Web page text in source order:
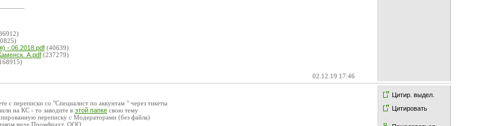
-.06.2018.pdf (40639)
А.pdf (237279)
02.12.19 17:46
Цитир. выдел.
Цитировать
с переписки со "Специалист по аккунтам " через тикеты
на КС - то заводите в этой папке свою тему
переписку с Модераторами (без файла)
виде Промфрахт, ООО